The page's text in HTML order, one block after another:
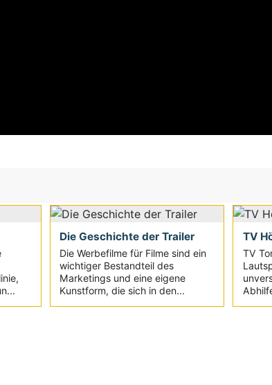
Die Geschichte der Trailer
Die Werbefilme für Filme sind ein
wichtiger Bestandteil des
Marketings und eine eigene
Kunstform, die sich in den...
TV
TV